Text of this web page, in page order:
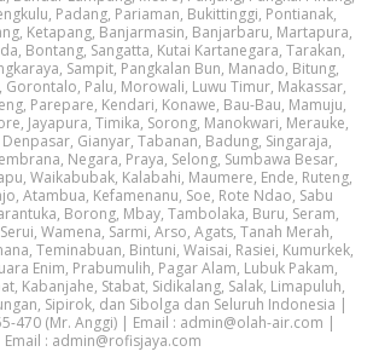
Padang, Pariaman, Bukittinggi, Pontianak,
Ketapang, Banjarmasin, Banjarbaru, Martapura,
Bontang, Sangatta, Kutai Kartanegara, Tarakan,
Sampit, Pangkalan Bun, Manado, Bitung,
Palu, Morowali, Luwu Timur, Makassar,
Parepare, Kendari, Konawe, Bau-Bau, Mamuju,
Jayapura, Timika, Sorong, Manokwari, Merauke,
Gianyar, Tabanan, Badung, Singaraja,
Negara, Praya, Selong, Sumbawa Besar,
Waikabubak, Kalabahi, Maumere, Ende, Ruteng,
Atambua, Kefamenanu, Soe, Rote Ndao, Sabu
Borong, Mbay, Tambolaka, Buru, Seram,
Wamena, Sarmi, Arso, Agats, Tanah Merah,
Teminabuan, Bintuni, Waisai, Rasiei, Kumurkek,
Enim, Prabumulih, Pagar Alam, Lubuk Pakam,
Kabanjahe, Stabat, Sidikalang, Salak, Limapuluh,
Sipirok, dan Sibolga dan Seluruh Indonesia |
470 (Mr. Anggi) | Email : admin@olah-air.com |
Email : admin@rofisjaya.com